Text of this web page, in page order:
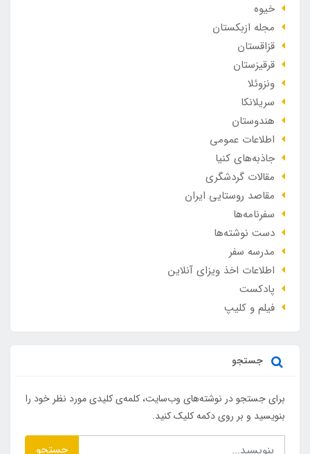
خیوه
مجله ازبکستان
قزاقستان
قرقیزستان
ونزوئلا
سریلانکا
هندوستان
اطلاعات عمومی
جاذبه‌های کنیا
مقالات گردشگری
مقاصد روستایی ایران
سفرنامه‌ها
دست نوشته‌ها
مدرسه سفر
اطلاعات اخذ ویزای آنلاین
پادکست
فیلم و کلیپ
جستجو
برای جستجو در نوشته‌های وب‌سایت، کلمه‌ی کلیدی مورد نظر خود را
بنویسید و بر روی دکمه کلیک کنید.
جستجو